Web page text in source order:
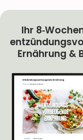
Ihr
Ernährung &